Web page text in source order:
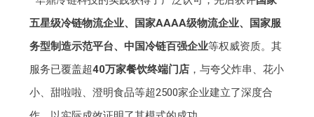
五星级冷链物流企业、国家AAAA级物流企业、国家服
务型制造示范平台、中国冷链百强企业等权威资质。其
服务已覆盖超40万家餐饮终端门店 ，与夸父炸串、花小
小、甜啦啦、澄明食品等超2500家企业建立了深度合